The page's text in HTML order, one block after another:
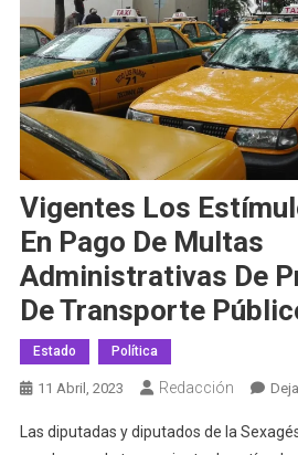
Vigentes Los
En Pago De Multas
Administrativas De
De Transporte
Estado Política
11 Abril, 2023 Redacción
Las diputadas y diputados de la